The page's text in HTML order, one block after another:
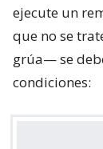
ejecute un
que no se
grúa— se
condiciones: